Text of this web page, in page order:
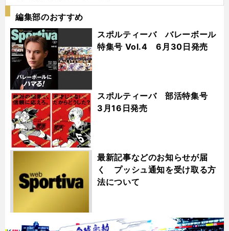
編集部のおすすめ
スポルティーバ バレーボール
特集号 Vol.4 6月30日発売
スポルティーバ 部活特集号
3月16日発売
最新記事などのお知らせが届
く プッシュ通知を受け取る方
法について